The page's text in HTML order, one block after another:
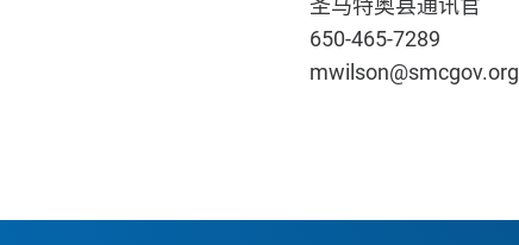
650-465-7289
mwilson@smcgov.org